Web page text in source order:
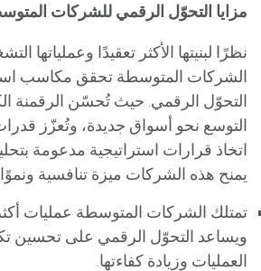
مزايا التحوّل الرقمي للشركات
نظرًا لبنيتها الأكثر تعقيدًا وعملياتها
الشركات المتوسطة تحقق مكاسب
التحوّل الرقمي. حيث تُحسّن الرقمنة
التوسع نحو أسواق جديدة، وتُعزّز قدرات
اتخاذ قرارات استراتيجية مدعومة
يمنح هذه الشركات ميزة تنافسية
تمتلك الشركات المتوسطة عمليات أكثر
ويساعد التحوّل الرقمي على تحسين
العمليات وزيادة كفاءتها.